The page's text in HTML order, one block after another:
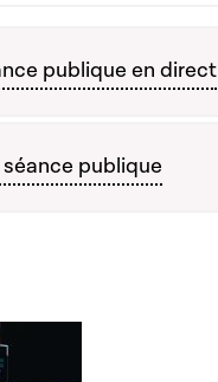
publique en direct
publique